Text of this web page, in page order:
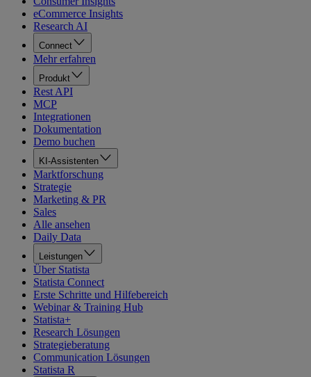
eCommerce Insights
Research AI
Connect
Mehr erfahren
Produkt
Rest API
MCP
Integrationen
Dokumentation
Demo buchen
KI-Assistenten
Marktforschung
Strategie
Marketing & PR
Sales
Alle ansehen
Daily Data
Leistungen
Über Statista
Statista Connect
Erste Schritte und Hilfebereich
Webinar & Training Hub
Statista+
Research Lösungen
Strategieberatung
Communication Lösungen
Statista R